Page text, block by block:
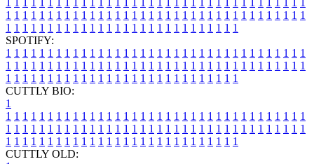
1 1 1 1 1 1 1 1 1 1 1 1 1 1 1 1 1 1 1 1 1 1 1 1 1 1 1 1 1 1 1 1 1 1 1 1
1 1 1 1 1 1 1 1 1 1 1 1 1 1 1 1 1 1 1 1 1 1 1 1 1 1 1 1
SPOTIFY:
1 1 1 1 1 1 1 1 1 1 1 1 1 1 1 1 1 1 1 1 1 1 1 1 1 1 1 1 1 1 1 1 1 1 1 1
1 1 1 1 1 1 1 1 1 1 1 1 1 1 1 1 1 1 1 1 1 1 1 1 1 1 1 1 1 1 1 1 1 1 1 1
1 1 1 1 1 1 1 1 1 1 1 1 1 1 1 1 1 1 1 1 1 1 1 1 1 1 1 1
CUTTLY BIO:
1
1 1 1 1 1 1 1 1 1 1 1 1 1 1 1 1 1 1 1 1 1 1 1 1 1 1 1 1 1 1 1 1 1 1 1 1
1 1 1 1 1 1 1 1 1 1 1 1 1 1 1 1 1 1 1 1 1 1 1 1 1 1 1 1 1 1 1 1 1 1 1 1
1 1 1 1 1 1 1 1 1 1 1 1 1 1 1 1 1 1 1 1 1 1 1 1 1 1 1 1
CUTTLY OLD: